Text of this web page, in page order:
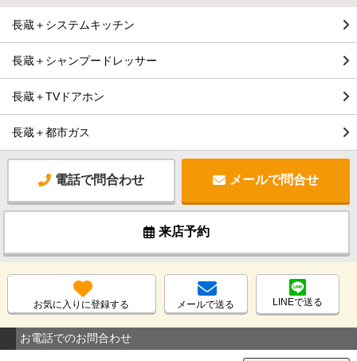
長蔵＋システムキッチン
長蔵＋シャンプードレッサー
長蔵＋TVドアホン
長蔵＋都市ガス
電話で問合わせ メールで問合せ
来店予約
お気に入りに登録する メールで送る LINEで送る
お電話でのお問合わせ